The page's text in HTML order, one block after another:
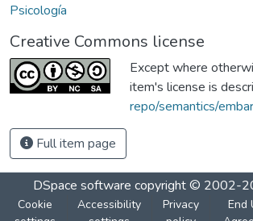
Psicología
Creative Commons license
Except where
item's license is
repo/semantics/
Full item page
DSpace software copyright © 2002-
Cookie
Accessibility
Privacy
End